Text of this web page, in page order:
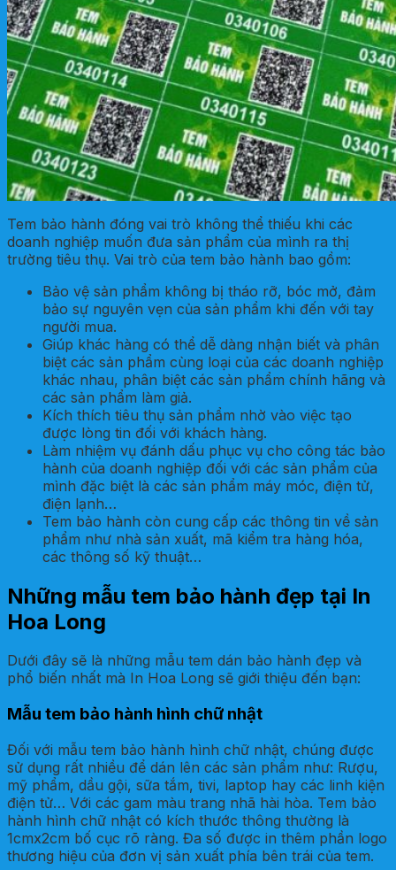
Tem bảo hành đóng vai trò không thể thiếu khi các
doanh nghiệp muốn đưa sản phẩm của mình ra thị
trường tiêu thụ. Vai trò của tem bảo hành bao gồm:
Bảo vệ sản phẩm không bị tháo rỡ, bóc mở, đảm
bảo sự nguyên vẹn của sản phẩm khi đến với tay
người mua.
Giúp khác hàng có thể dễ dàng nhận biết và phân
biệt các sản phẩm cùng loại của các doanh nghiệp
khác nhau, phân biệt các sản phẩm chính hãng và
các sản phẩm làm giả.
Kích thích tiêu thụ sản phẩm nhờ vào việc tạo
được lòng tin đối với khách hàng.
Làm nhiệm vụ đánh dấu phục vụ cho công tác bảo
hành của doanh nghiệp đối với các sản phẩm của
mình đặc biệt là các sản phẩm máy móc, điện tử,
điện lạnh…
Tem bảo hành còn cung cấp các thông tin về sản
phẩm như nhà sản xuất, mã kiểm tra hàng hóa,
các thông số kỹ thuật…
Những mẫu tem bảo hành đẹp tại In
Hoa Long
Dưới đây sẽ là những mẫu tem dán bảo hành đẹp và
phổ biến nhất mà In Hoa Long sẽ giới thiệu đến bạn:
Mẫu tem bảo hành hình chữ nhật
Đối với mẫu tem bảo hành hình chữ nhật, chúng được
sử dụng rất nhiều để dán lên các sản phẩm như: Rượu,
mỹ phẩm, dầu gội, sữa tắm, tivi, laptop hay các linh kiện
điện tử… Với các gam màu trang nhã hài hòa. Tem bảo
hành hình chữ nhật có kích thước thông thường là
1cmx2cm bố cục rõ ràng. Đa số được in thêm phần logo
thương hiệu của đơn vị sản xuất phía bên trái của tem.